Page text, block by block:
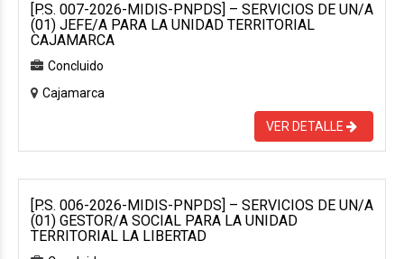
[P.S. 007-2026-MIDIS-PNPDS] – SERVICIOS DE UN/A
(01) JEFE/A PARA LA UNIDAD TERRITORIAL
CAJAMARCA
Concluido
Cajamarca
VER DETALLE
[P.S. 006-2026-MIDIS-PNPDS] – SERVICIOS DE UN/A
(01) GESTOR/A SOCIAL PARA LA UNIDAD
TERRITORIAL LA LIBERTAD